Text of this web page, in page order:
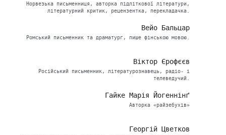
Норвезька письменниця, авторка підліткової літератури,
літературний критик, рецензентка, перекладачка.
Вейо Бальцар
Ромський письменник та драматург, пише фінською мовою.
Віктор Єрофєєв
Російський письменник, літературознавець, радіо- і
телеведучий.
Гайке Марія Йогеннінґ
Авторка «райзебухів»
Георгій Цветков